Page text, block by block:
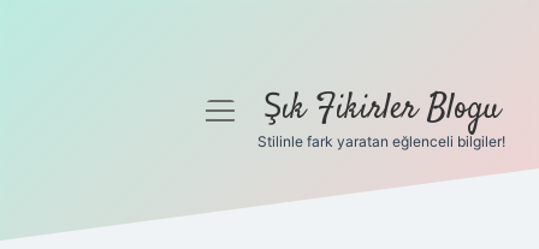
Gizlilik Politikası
menüyüŞık Fikirler Blogu
Stilinle fark yaratan eğlenceli bilgiler!